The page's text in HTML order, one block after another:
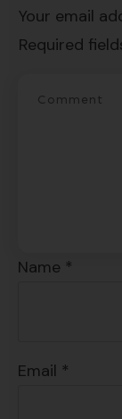
"7 errores
cómo
Your email
Required
Name *
Email *